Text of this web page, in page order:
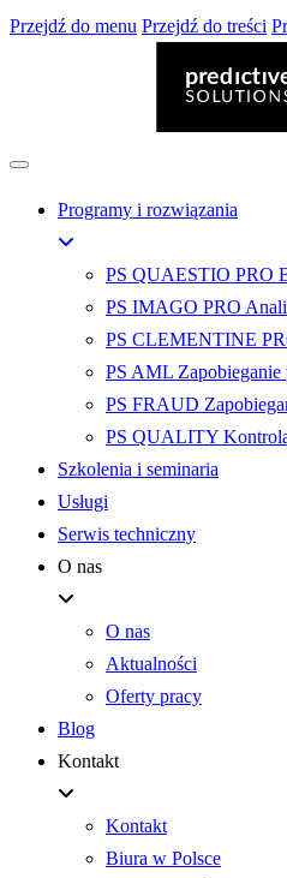
Przejdź do menu Przejdź do treści
Programy i rozwiązania
PS QUAESTIO PRO
PS IMAGO PRO
PS CLEMENTINE
PS AML
PS FRAUD
PS QUALITY
Szkolenia i seminaria
Usługi
Serwis techniczny
O nas
O nas
Aktualności
Oferty pracy
Blog
Kontakt
Kontakt
Biura w Polsce